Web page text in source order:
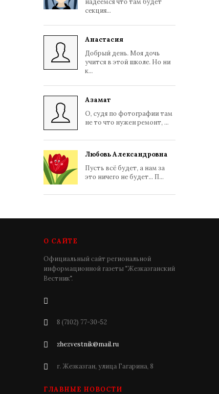
надеемся что там будет
секция...
Анастасия
Добрый день. Моя дочь
учится в этой школе. Но ни
к...
Азамат
О, судя по фотографии там
не то что нужен ремонт, ...
Любовь Александровна
Пусть всё будет, а нам за
это ничего не будет... П...
О САЙТЕ
Официальный сайт региональной
информационной газеты "Жезказганский
Вестник".
8 (7102) 77-30-52
zhezvestnik@mail.ru
г. Жезказган, улица Гагарина, 8
ГЛАВНЫЕ НОВОСТИ